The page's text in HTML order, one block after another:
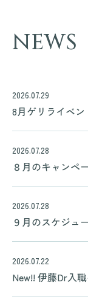
NEWS
2026.07.29
8月ゲリライベン
2026.07.28
８月のキャンペ
2026.07.28
９月のスケジュ
2026.07.22
New!! 伊藤Dr入